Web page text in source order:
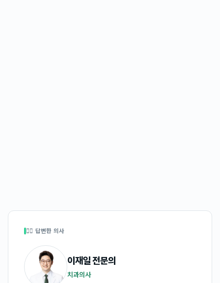
👩‍⚕️ 답변한 의사
이재일전문의
치과의사